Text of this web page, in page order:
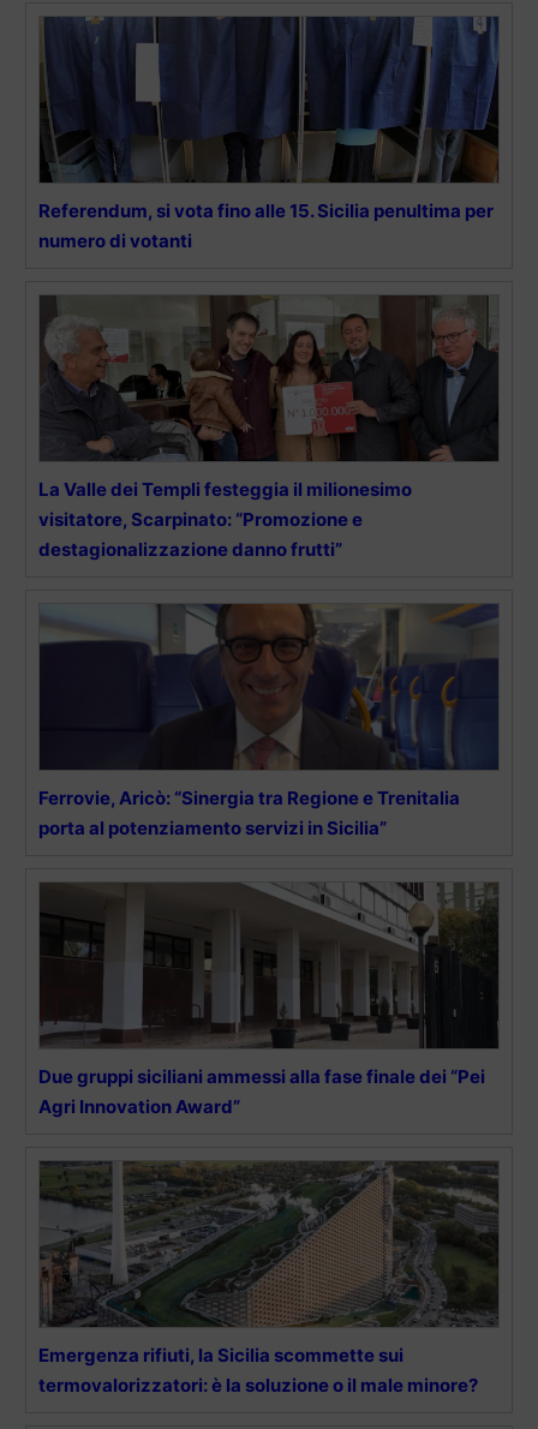
Referendum, si vota fino alle 15. Sicilia penultima per
numero di votanti
La Valle dei Templi festeggia il milionesimo
visitatore, Scarpinato: “Promozione e
destagionalizzazione danno frutti”
Ferrovie, Aricò: “Sinergia tra Regione e Trenitalia
porta al potenziamento servizi in Sicilia”
Due gruppi siciliani ammessi alla fase finale dei “Pei
Agri Innovation Award”
Emergenza rifiuti, la Sicilia scommette sui
termovalorizzatori: è la soluzione o il male minore?